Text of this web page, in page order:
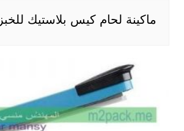
ماكينة لحام كيس بلاستيك للخبز